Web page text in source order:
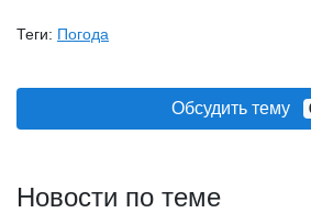
Теги: Погода
Обсудить тему
Новости по теме